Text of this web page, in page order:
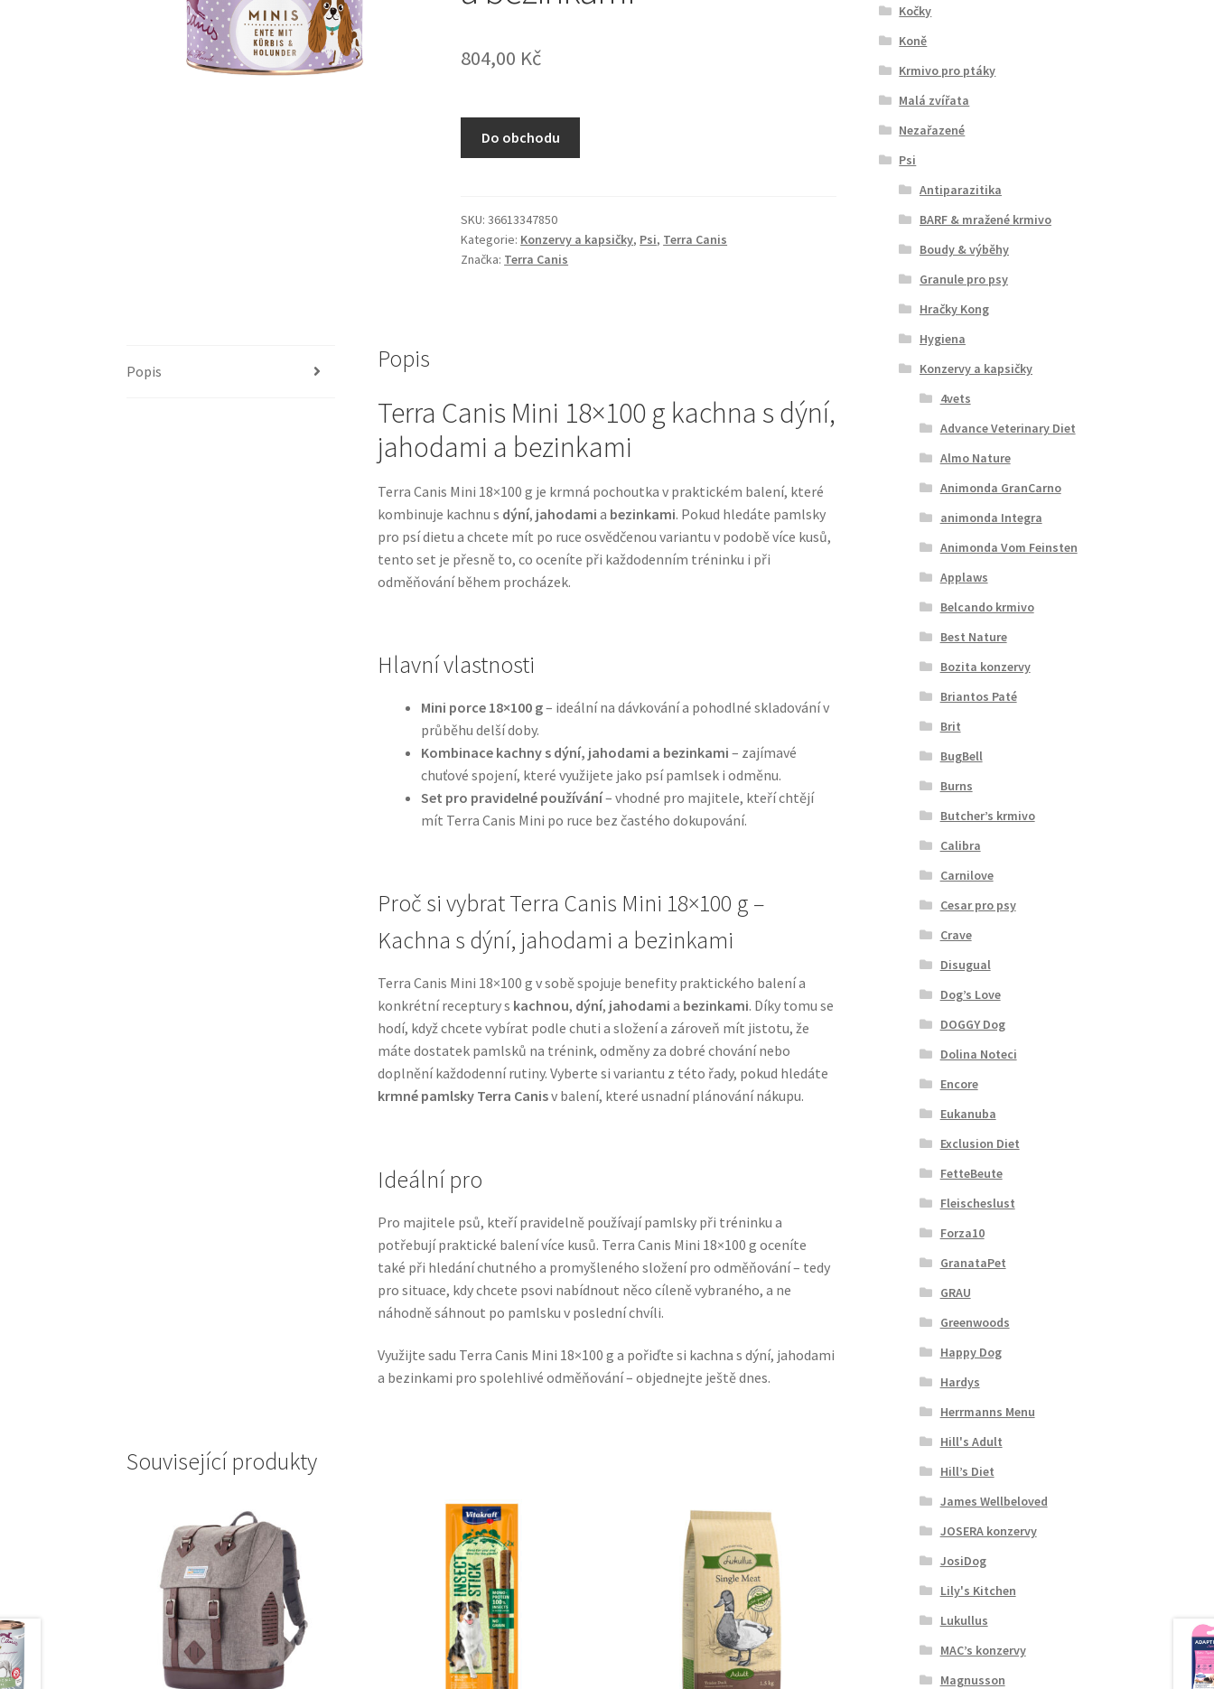
804,00 Kč
Do obchodu
SKU:36613347850
Kategorie: Konzervy a kapsičky, Psi, Terra Canis
Značka: Terra Canis
Popis Popis
Terra Canis Mini 18×100 g kachna s dýní,
jahodami a bezinkami
Terra Canis Mini 18×100 g je krmná pochoutka v praktickém balení, které
kombinuje kachnu s dýní, jahodami a bezinkami. Pokud hledáte pamlsky
pro psí dietu a chcete mít po ruce osvědčenou variantu v podobě více kusů,
tento set je přesně to, co oceníte při každodenním tréninku i při
odměňování během procházek.
Hlavní vlastnosti
Mini porce 18×100 g– ideální na dávkování a pohodlné skladování v
průběhu delší doby.
Kombinace kachny s dýní, jahodami a bezinkami – zajímavé
chuťové spojení, které využijete jako psí pamlsek i odměnu.
Set pro pravidelné používání– vhodné pro majitele, kteří chtějí
mít Terra Canis Mini po ruce bez častého dokupování.
Proč si vybrat Terra Canis Mini 18×100 g –
Kachna s dýní, jahodami a bezinkami
Terra Canis Mini 18×100 g v sobě spojuje benefity praktického balení a
konkrétní receptury s kachnou, dýní, jahodami a bezinkami. Díky tomu se
hodí, když chcete vybírat podle chuti a složení a zároveň mít jistotu, že
máte dostatek pamlsků na trénink, odměny za dobré chování nebo
doplnění každodenní rutiny. Vyberte si variantu z této řady, pokud hledáte
krmné pamlsky Terra Canisv balení, které usnadní plánování nákupu.
Ideální pro
Pro majitele psů, kteří pravidelně používají pamlsky při tréninku a
potřebují praktické balení více kusů. Terra Canis Mini 18×100 g oceníte
také při hledání chutného a promyšleného složení pro odměňování – tedy
pro situace, kdy chcete psovi nabídnout něco cíleně vybraného, a ne
náhodně sáhnout po pamlsku v poslední chvíli.
Využijte sadu Terra Canis Mini 18×100 g a pořiďte si kachna s dýní, jahodami
a bezinkami pro spolehlivé odměňování – objednejte ještě dnes.
Související produkty
Kočky
Koně
Krmivo pro ptáky
Malá zvířata
Nezařazené
Psi
Antiparazitika
BARF & mražené krmivo
Boudy & výběhy
Granule pro psy
Hračky Kong
Hygiena
Konzervy a kapsičky
4vets
Advance Veterinary Diet
Almo Nature
Animonda GranCarno
animonda Integra
Animonda Vom Feinsten
Applaws
Belcando krmivo
Best Nature
Bozita konzervy
Briantos Paté
Brit
BugBell
Burns
Butcher’s krmivo
Calibra
Carnilove
Cesar pro psy
Crave
Disugual
Dog’s Love
DOGGY Dog
Dolina Noteci
Encore
Eukanuba
Exclusion Diet
FetteBeute
Fleischeslust
Forza10
GranataPet
GRAU
Greenwoods
Happy Dog
Hardys
Herrmanns Menu
Hill's Adult
Hill’s Diet
James Wellbeloved
JOSERA konzervy
JosiDog
Lily's Kitchen
Lukullus
MAC’s konzervy
Magnusson